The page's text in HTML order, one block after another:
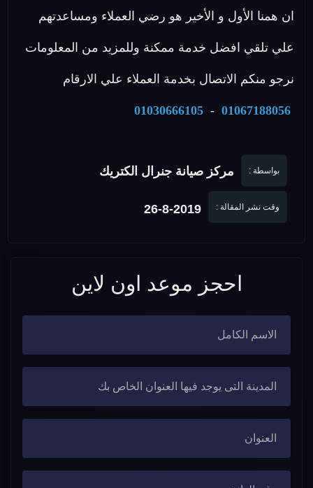
ان همنا الأول و الأخير هو رضي العملاء ومساعدتهم
علي تلقي افضل خدمة ممكنة وللمزيد من المعلومات
نرجو منكم الاتصال بخدمة العملاء علي الارقام
01067188056
-
01030666105
بواسطة : مركز صيانة جنرال الكتريك
وقت نشر المقالة : 26-8-2019
احجز موعد اون لاين